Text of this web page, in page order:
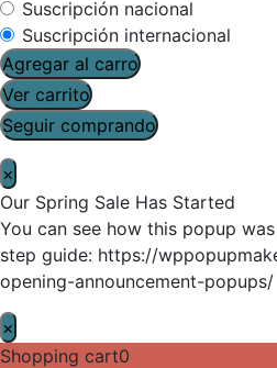
Suscripción nacional
Suscripción internacional
Agregar al carro
Ver carrito
Seguir comprando
×
Our Spring Sale Has Started
You can see how this popup
step guide: https://
opening-announcement-popups/
×
Shopping cart0